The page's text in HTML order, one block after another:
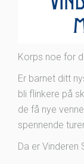
Korps noe for
Er barnet ditt
bli flinkere på
de få nye
spennende
Da er